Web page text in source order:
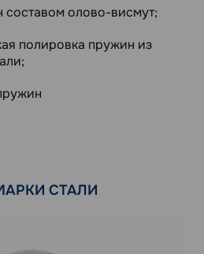
составом олово-висмут;
полировка пружин из
СТАЛИ